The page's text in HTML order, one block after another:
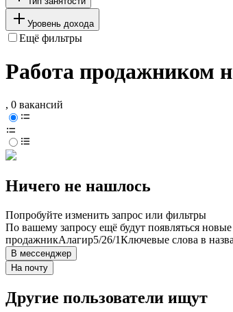
Уровень дохода
Ещё фильтры
Работа продажником
, 0 вакансий
Ничего не нашлось
Попробуйте изменить запрос или фильтры
По вашему запросу ещё будут появляться
продажникАлагир5/26/1Ключевые слова в
В мессенджер
На почту
Другие пользователи ищут